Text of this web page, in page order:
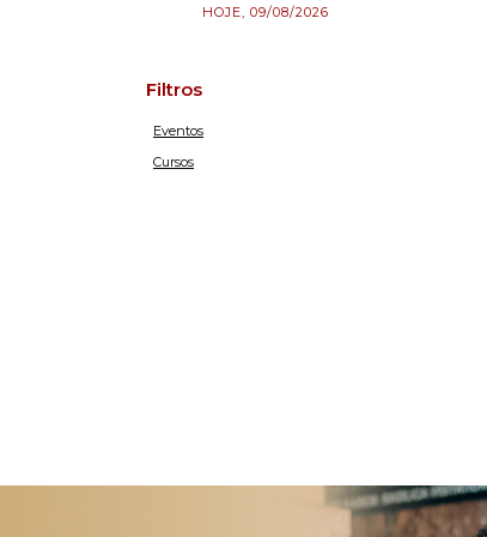
HOJE, 09/08/2026
Filtros
Eventos
Cursos